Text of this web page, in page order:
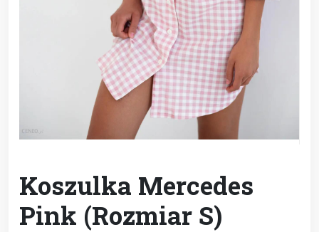
Koszulka Mercedes
Pink (Rozmiar S)